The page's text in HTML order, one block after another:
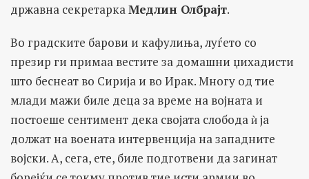
државна секретаркаМедлин Олбрајт.
Во градските барови и кафулиња, луѓето со
презир ги примаа вестите за домашни џихадисти
што беснеат во Сирија и во Ирак. Многу од тие
млади мажи биле деца за време на војната и
постоеше сентимент дека својата слобода ѝ ја
должат на воената интервенција на западните
војски. А, сега, ете, биле подготвени да загинат